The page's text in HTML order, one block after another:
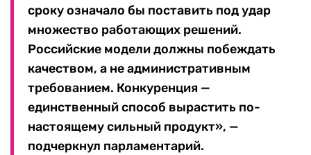
сроку означало бы поставить под удар
множество работающих решений.
Российские модели должны побеждать
качеством, а не административным
требованием. Конкуренция —
единственный способ вырастить по-
настоящему сильный продукт», —
подчеркнул парламентарий.